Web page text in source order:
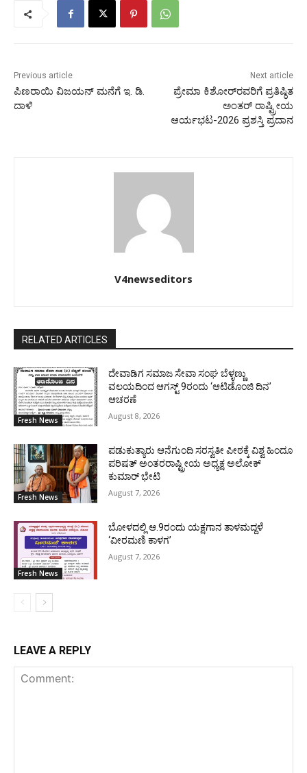
Previous article
ಪಿಣರಾಯಿ ವಿಜಯನ್ ಮನೆಗೆ ಇ. ಡಿ.
ದಾಳಿ
Next article
ಪ್ರೇಮಾ ಕಿಶೋರ್‌ರವರಿಗೆ ಪ್ರತಿಷ್ಠಿತ
ಅಂತ‌ರ್ ರಾಷ್ಟ್ರೀಯ
ಆರ್ಯಭಟ-2026 ಪ್ರಶಸ್ತಿ ಪ್ರದಾನ
V4newseditors
RELATED ARTICLES
Fresh News
ದೇವಾಡಿಗ ಸಮಾಜ ಸೇವಾ ಸಂಘ ಬೆಳ್ಳಣ್ಣು
ವಲಯದಿಂದ ಆಗಸ್ಟ್ 9ರಂದು ‘ಆಟಿಡೊಂಜಿ ದಿನ’
ಆಚರಣೆ
August 8, 2026
Fresh News
ಪಡುಕುತ್ಯಾರು ಆನೆಗುಂದಿ ಸರಸ್ವತೀ ಪೀಠಕ್ಕೆ ವಿಶ್ವ ಹಿಂದೂ
ಪರಿಷತ್ ಅಂತರರಾಷ್ಟ್ರೀಯ ಅಧ್ಯಕ್ಷ ಅಲೋಕ್
ಕುಮಾರ್ ಭೇಟಿ
August 7, 2026
Fresh News
ಬೋಳದಲ್ಲಿ ಆ.9ರಂದು ಯಕ್ಷಗಾನ ತಾಳಮದ್ದಳೆ
‘ವೀರಮಣಿ ಕಾಳಗ’
August 7, 2026
LEAVE A REPLY